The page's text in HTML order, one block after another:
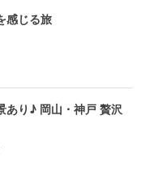
感じる旅
あり♪ 岡山・神戸 贅沢